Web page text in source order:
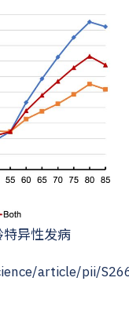
异性发病
article/pii/